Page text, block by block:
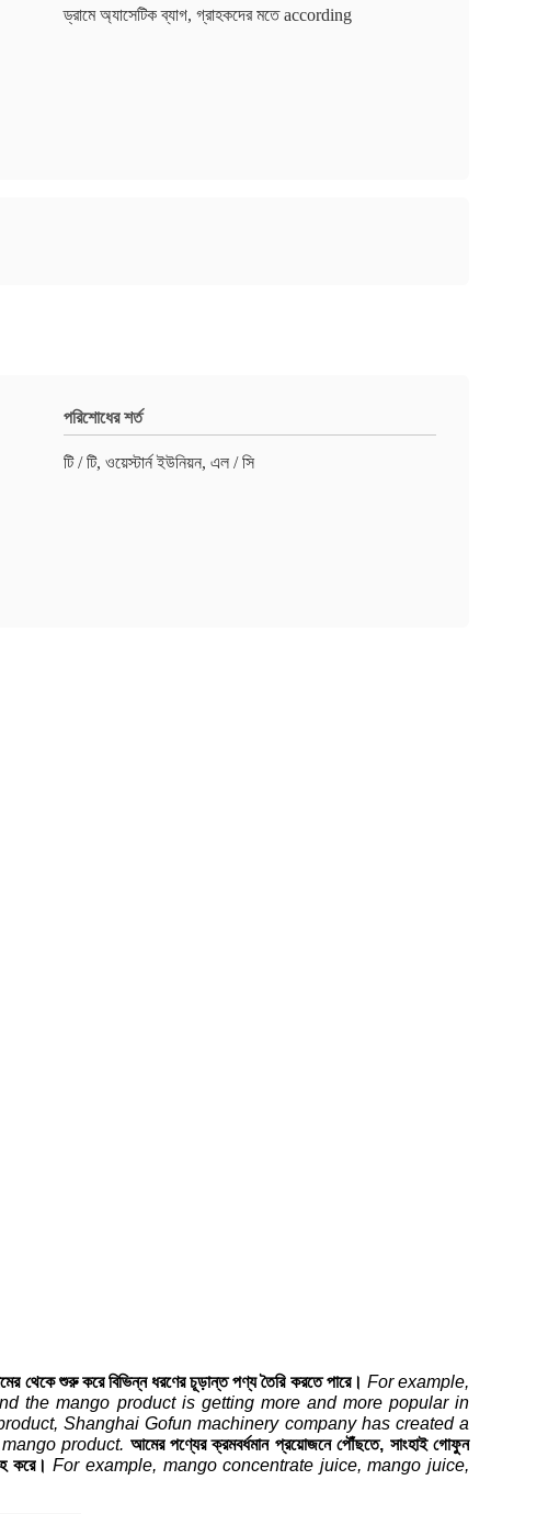
ড্রামে অ্যাসেটিক ব্যাগ, গ্রাহকদের মতে according
পরিশোধের শর্ত
টি / টি, ওয়েস্টার্ন ইউনিয়ন, এল / সি
থেকে শুরু করে বিভিন্ন ধরণের চূড়ান্ত পণ্য তৈরি করতে পারে। For example,
the mango product is getting more and more popular in
Shanghai Gofun machinery company has created a
product. আমের পণ্যের ক্রমবর্ধমান প্রয়োজনে পৌঁছতে, সাংহাই গোফুন
করে। For example, mango concentrate juice, mango juice,